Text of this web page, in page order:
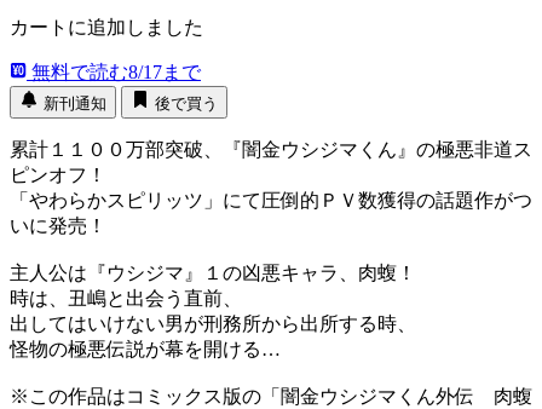
カートに追加しました
無料で読む8/17まで
新刊通知 後で買う
累計１１００万部突破、『闇金ウシジマくん』の極悪非道ス
ピンオフ！
「やわらかスピリッツ」にて圧倒的ＰＶ数獲得の話題作がつ
いに発売！
主人公は『ウシジマ』１の凶悪キャラ、肉蝮！
時は、丑嶋と出会う直前、
出してはいけない男が刑務所から出所する時、
怪物の極悪伝説が幕を開ける…
※この作品はコミックス版の「闇金ウシジマくん外伝 肉蝮